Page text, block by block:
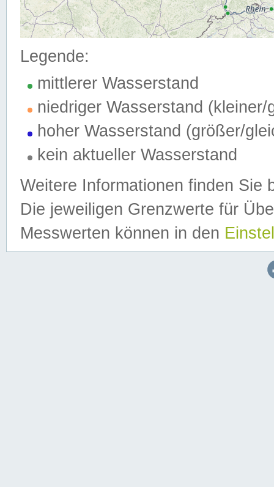
Legende:
mittlerer Wasserstand
niedriger Wasserstand (kleiner/
hoher Wasserstand (größer/
kein aktueller Wasserstand
Weitere Informationen finden Sie
Die jeweiligen Grenzwerte für
Messwerten können in den